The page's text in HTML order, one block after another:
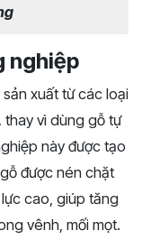
nghiệp
xuất từ các loại
thay vì dùng gỗ tự
này được tạo
được nén chặt
cao, giúp tăng
vênh, mối mọt.